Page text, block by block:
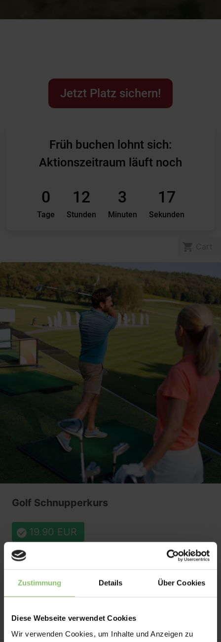
Zustimmung Details Über Cookies
Diese Webseite verwendet Cookies
Wir verwenden Cookies, um Inhalte und Anzeigen zu
Jetzt Platz sichern!
Früh buchen lohnt sich:
Aktionszeitraum läuft noch
0
Tage
12
Stunden
3
Minuten
16
Sekunden